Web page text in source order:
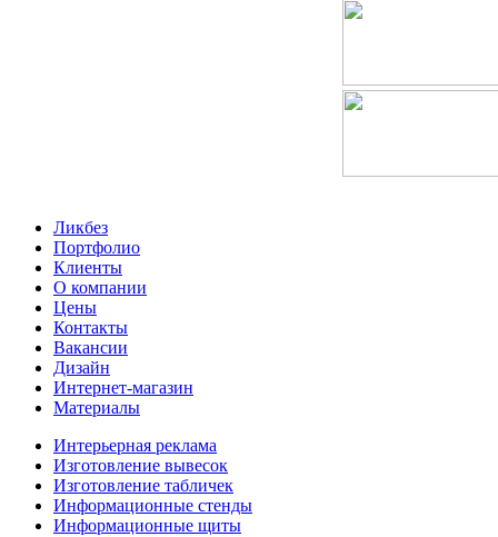
Ликбез
Портфолио
Клиенты
О компании
Цены
Контакты
Вакансии
Дизайн
Интернет-магазин
Материалы
Интерьерная реклама
Изготовление вывесок
Изготовление табличек
Информационные стенды
Информационные щиты